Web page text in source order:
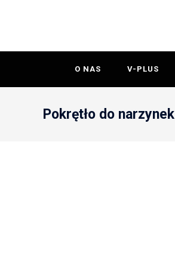
O NAS V-PLUS
Pokrętło do narzynek